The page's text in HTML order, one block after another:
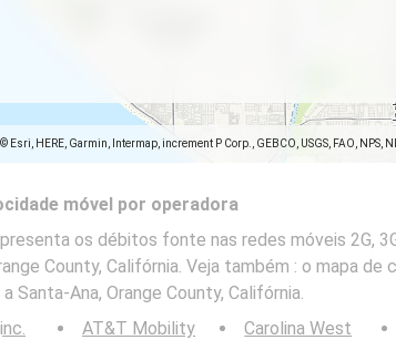
© Esri, HERE, Garmin, Intermap, increment P Corp., GEBCO, USGS, FAO,
móvel por operadora
os débitos fonte nas redes móveis 2G,
County, Califórnia. Veja também : o mapa de
Santa-Ana, Orange County, Califórnia.
AT&T Mobility
Carolina West